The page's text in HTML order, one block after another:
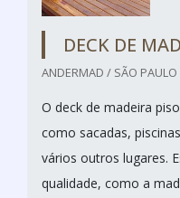
DECK DE
ANDERMAD / SÃO PAULO
O deck de madeira
como sacadas,
vários outros lugares.
qualidade, como a